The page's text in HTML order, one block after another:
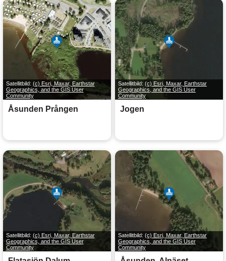
Satellitbild: (c) Esri, Maxar, Earthstar
Geographics, and the GIS User
Community
Åsunden Prången
Satellitbild: (c) Esri, Maxar, Earthstar
Geographics, and the GIS User
Community
Jogen
Satellitbild: (c) Esri, Maxar, Earthstar
Geographics, and the GIS User
Community
Satellitbild: (c) Esri, Maxar, Earthstar
Geographics, and the GIS User
Community